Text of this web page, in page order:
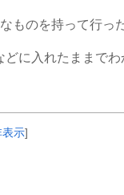
ものを持って行っ
に入れたままで
表示]